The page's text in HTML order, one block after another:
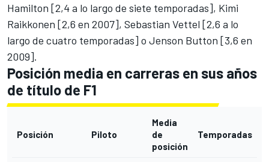
Hamilton [2,4 a lo largo de siete temporadas], Kimi
Raikkonen [2,6 en 2007], Sebastian Vettel [2,6 a lo
largo de cuatro temporadas] o Jenson Button [3,6 en
2009].
Posición media en carreras en sus años
de título de F1
Posición Piloto
Media
de
posición
Temporadas